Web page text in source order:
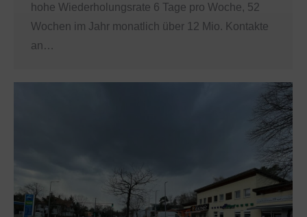
hohe Wiederholungsrate 6 Tage pro Woche, 52
Wochen im Jahr monatlich über 12 Mio. Kontakte
an…